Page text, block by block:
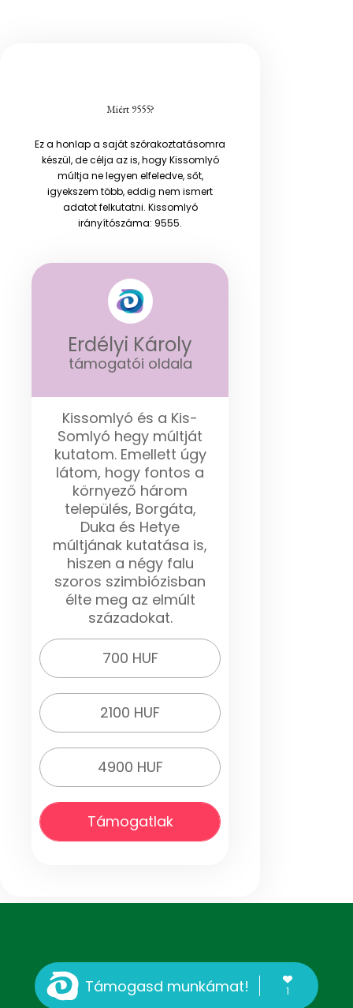
Miért 9555?
Ez a honlap a saját szórakoztatásomra
készül, de célja az is, hogy Kissomlyó
múltja ne legyen elfeledve, sőt,
igyekszem több, eddig nem ismert
adatot felkutatni. Kissomlyó
irányítószáma: 9555.
Erdélyi Károly
támogatói oldala
Kissomlyó és a Kis-
Somlyó hegy múltját
kutatom. Emellett úgy
látom, hogy fontos a
környező három
település, Borgáta,
Duka és Hetye
múltjának kutatása is,
hiszen a négy falu
szoros szimbiózisban
élte meg az elmúlt
századokat.
700 HUF
2100 HUF
4900 HUF
Támogatlak
Támogasd munkámat! 1